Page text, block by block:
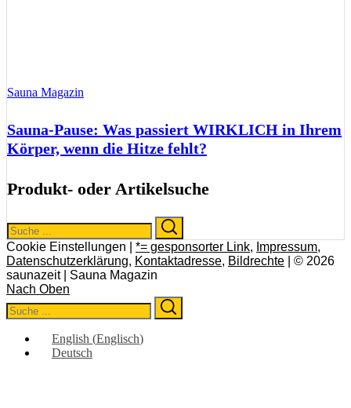
Sauna Magazin
Sauna-Pause: Was passiert WIRKLICH in Ihrem
Körper, wenn die Hitze fehlt?
Produkt- oder Artikelsuche
Search
for:
Cookie Einstellungen | *= gesponsorter Link, Impressum,
Datenschutzerklärung, Kontaktadresse, Bildrechte | © 2026
saunazeit | Sauna Magazin
Nach Oben
Search
for:
English (Englisch)
Deutsch